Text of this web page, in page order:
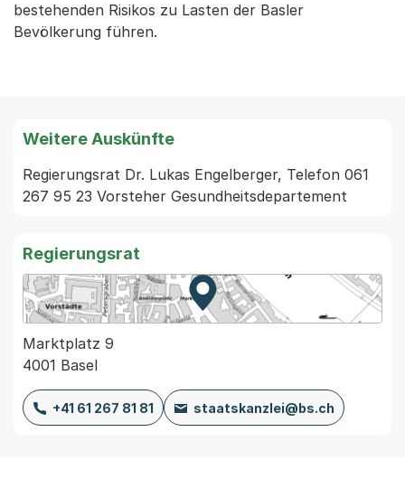
bestehenden Risikos zu Lasten der Basler
Bevölkerung führen.
Weitere Auskünfte
Regierungsrat Dr. Lukas Engelberger, Telefon 061
267 95 23 Vorsteher Gesundheitsdepartement
Regierungsrat
Zur Karte von MapBS.
Externer Link, wird in einem
Marktplatz 9
4001 Basel
+41 61 267 81 81 staatskanzlei@bs.ch